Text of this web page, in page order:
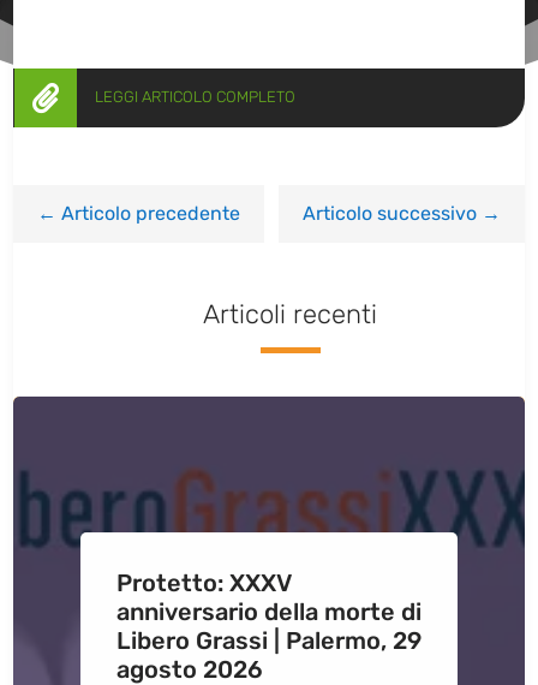
 LEGGI ARTICOLO COMPLETO
←Articolo precedente Articolo successivo→
Articoli recenti
Protetto: XXXV
anniversario della morte di
Libero Grassi | Palermo, 29
agosto 2026